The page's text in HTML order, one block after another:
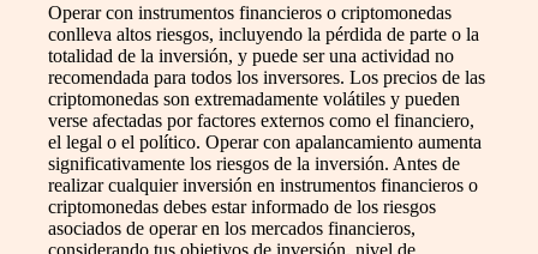
Operar con instrumentos financieros o criptomonedas
conlleva altos riesgos, incluyendo la pérdida de parte o la
totalidad de la inversión, y puede ser una actividad no
recomendada para todos los inversores. Los precios de las
criptomonedas son extremadamente volátiles y pueden
verse afectadas por factores externos como el financiero,
el legal o el político. Operar con apalancamiento aumenta
significativamente los riesgos de la inversión. Antes de
realizar cualquier inversión en instrumentos financieros o
criptomonedas debes estar informado de los riesgos
asociados de operar en los mercados financieros,
considerando tus objetivos de inversión, nivel de